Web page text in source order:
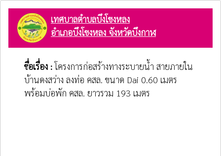
เทศบาลตำบลบึงโขงหลง
อำเภอบึงโขงหลง จังหวัดบึงกาฬ
ชื่อเรื่อง :โครงการก่อสร้างทางระบายน้ำ สายภายใน
บ้านดงสว่าง ลงท่อ คสล. ขนาด Dai 0.60 เมตร
พร้อมบ่อพัก คสล. ยาวรวม 193 เมตร